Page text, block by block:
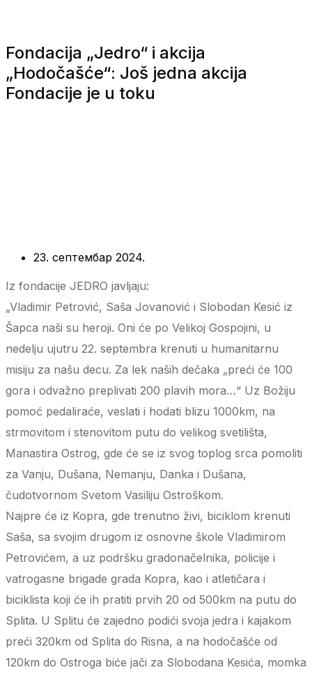
Fondacija „Jedro“ i akcija
„Hodočašće“: Još jedna akcija
Fondacije je u toku
23. септембар 2024.
Iz fondacije JEDRO javljaju:
„Vladimir Petrović, Saša Jovanović i Slobodan Kesić iz
Šapca naši su heroji. Oni će po Velikoj Gospojini, u
nedelju ujutru 22. septembra krenuti u humanitarnu
misiju za našu decu. Za lek naših dečaka „preći će 100
gora i odvažno preplivati 200 plavih mora…“ Uz Božiju
pomoć pedaliraće, veslati i hodati blizu 1000km, na
strmovitom i stenovitom putu do velikog svetilišta,
Manastira Ostrog, gde će se iz svog toplog srca pomoliti
za Vanju, Dušana, Nemanju, Danka i Dušana,
čudotvornom Svetom Vasiliju Ostroškom.
Najpre će iz Kopra, gde trenutno živi, biciklom krenuti
Saša, sa svojim drugom iz osnovne škole Vladimirom
Petrovićem, a uz podršku gradonačelnika, policije i
vatrogasne brigade grada Kopra, kao i atletičara i
biciklista koji će ih pratiti prvih 20 od 500km na putu do
Splita. U Splitu će zajedno podići svoja jedra i kajakom
preći 320km od Splita do Risna, a na hodočašće od
120km do Ostroga biće jači za Slobodana Kesića, momka